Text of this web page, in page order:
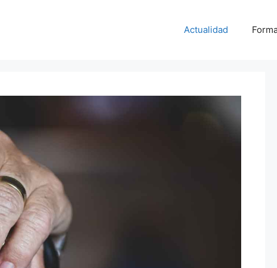
Actualidad